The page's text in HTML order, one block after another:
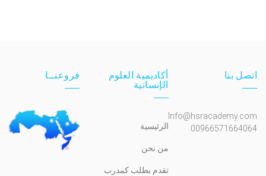
اتصل بنا
Info@hsracademy.com
00966571664064
أكاديمية العلوم
الإنسانية
الرئيسية
من نحن
تقدم بطلب كمدرب
فروعنــا